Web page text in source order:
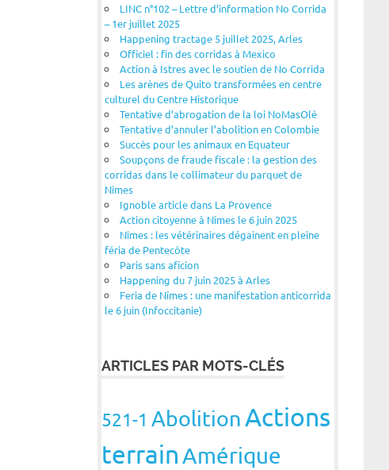
LINC n°102 – Lettre d’information No Corrida
– 1er juillet 2025
Happening tractage 5 juillet 2025, Arles
Officiel : fin des corridas à Mexico
Action à Istres avec le soutien de No Corrida
Les arènes de Quito transformées en centre
culturel du Centre Historique
Tentative d’abrogation de la loi NoMasOlé
Tentative d’annuler l’abolition en Colombie
Succès pour les animaux en Equateur
Soupçons de fraude fiscale : la gestion des
corridas dans le collimateur du parquet de
Nîmes
Ignoble article dans La Provence
Action citoyenne à Nîmes le 6 juin 2025
Nîmes : les vétérinaires dégainent en pleine
féria de Pentecôte
Paris sans aficion
Happening du 7 juin 2025 à Arles
Feria de Nîmes : une manifestation anticorrida
le 6 juin (Infoccitanie)
ARTICLES PAR MOTS-CLÉS
521-1 AbolitionActions
terrainAmérique